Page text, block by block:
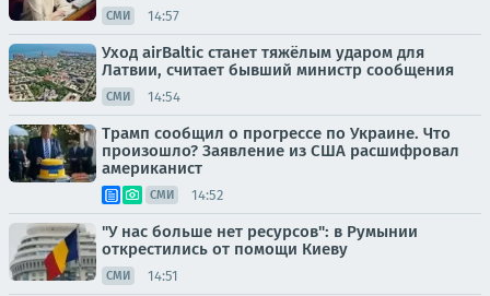
СМИ 14:57
Уход airBaltic станет тяжёлым ударом для
Латвии, считает бывший министр сообщения
СМИ 14:54
Трамп сообщил о прогрессе по Украине. Что
произошло? Заявление из США расшифровал
американист
СМИ 14:52
"У нас больше нет ресурсов": в Румынии
открестились от помощи Киеву
СМИ 14:51